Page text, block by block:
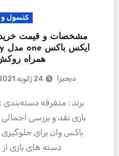
کنسول و
مشخصات و قیمت
همراه
دیجیزا 24 ژانویه 2021
برند : متفرقه دسته‌بندی : لوازم جانبی کنسول
بازی نقد و بررسی
باکس وان برای
دسته های بازی از